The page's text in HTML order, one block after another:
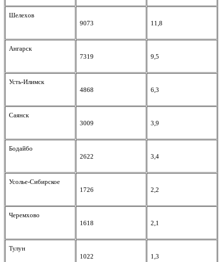
Шелехов
9073
11,8
Ангарск
7319
9,5
Усть-Илимск
4868
6,3
Саянск
3009
3,9
Бодайбо
2622
3,4
Усолье-Сибирское
1726
2,2
Черемхово
1618
2,1
Тулун
1022
1,3